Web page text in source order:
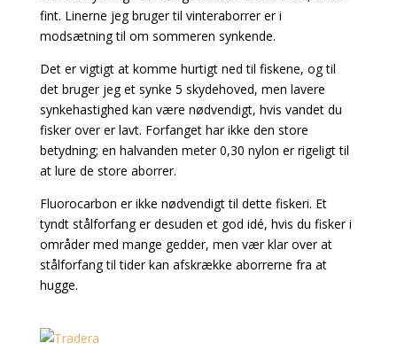
fint. Linerne jeg bruger til vinteraborrer er i
modsætning til om sommeren synkende.
Det er vigtigt at komme hurtigt ned til fiskene, og til
det bruger jeg et synke 5 skydehoved, men lavere
synkehastighed kan være nødvendigt, hvis vandet du
fisker over er lavt. Forfanget har ikke den store
betydning; en halvanden meter 0,30 nylon er rigeligt til
at lure de store aborrer.
Fluorocarbon er ikke nødvendigt til dette fiskeri. Et
tyndt stålforfang er desuden et god idé, hvis du fisker i
områder med mange gedder, men vær klar over at
stålforfang til tider kan afskrække aborrerne fra at
hugge.